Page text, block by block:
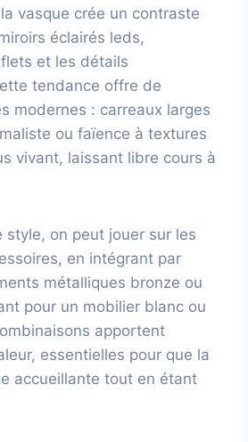
vasque crée un contraste
éclairés leds,
et les détails
tendance offre de
modernes : carreaux larges
ou faïence à textures
vivant, laissant libre cours à
style, on peut jouer sur les
en intégrant par
métalliques bronze ou
pour un mobilier blanc ou
apportent
essentielles pour que la
accueillante tout en étant